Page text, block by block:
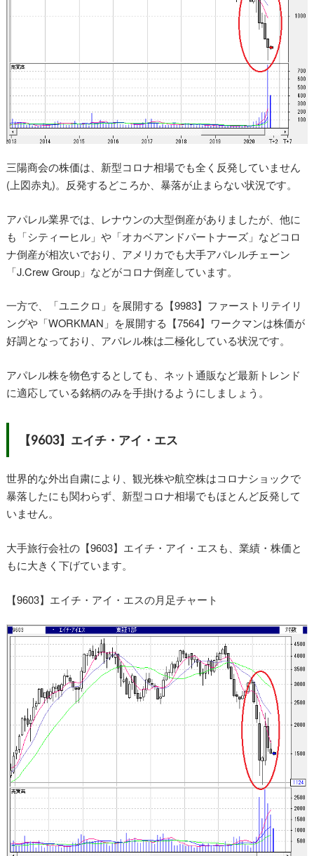
三陽商会の株価は、新型コロナ相場でも全く反発していません
(上図赤丸)。反発するどころか、暴落が止まらない状況です。
アパレル業界では、レナウンの大型倒産がありましたが、他に
も「シティーヒル」や「オカベアンドパートナーズ」などコロ
ナ倒産が相次いでおり、アメリカでも大手アパレルチェーン
「J.Crew Group」などがコロナ倒産しています。
一方で、「ユニクロ」を展開する【9983】ファーストリテイリ
ングや「WORKMAN」を展開する【7564】ワークマンは株価が
好調となっており、アパレル株は二極化している状況です。
アパレル株を物色するとしても、ネット通販など最新トレンド
に適応している銘柄のみを手掛けるようにしましょう。
【9603】エイチ・アイ・エス
世界的な外出自粛により、観光株や航空株はコロナショックで
暴落したにも関わらず、新型コロナ相場でもほとんど反発して
いません。
大手旅行会社の【9603】エイチ・アイ・エスも、業績・株価と
もに大きく下げています。
【9603】エイチ・アイ・エスの月足チャート